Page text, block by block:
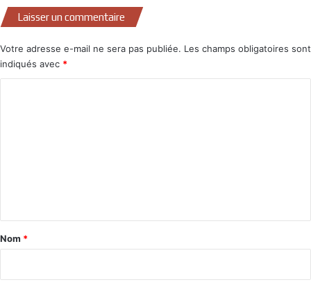
Laisser un commentaire
Votre adresse e-mail ne sera pas publiée. Les champs obligatoires sont
indiqués avec *
a
Nom *